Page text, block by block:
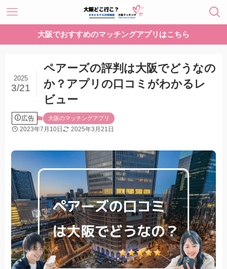
大阪でおすすめのマッチングアプリはこちら
ペアーズの評判は大阪でどうなの
か？アプリの口コミがわかるレ
ビュー
2025
3/21
広告 大阪のマッチングアプリ
2023年7月10日 2025年3月21日